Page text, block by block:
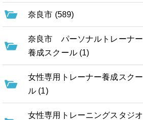
奈良市 (589)
奈良市 パーソナルトレーナー
養成スクール (1)
女性専用トレーナー養成スクー
ル (1)
女性専用トレーニングスタジオ